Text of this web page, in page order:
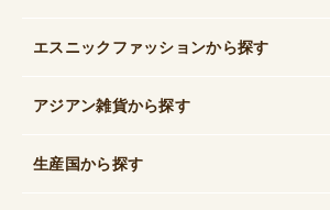
エスニックファッションから探す
アジアン雑貨から探す
生産国から探す